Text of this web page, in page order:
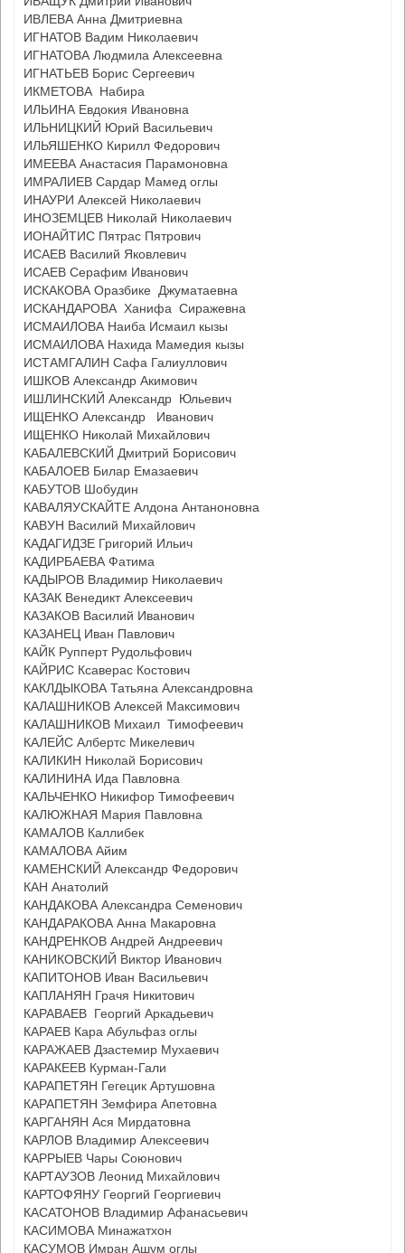
ИВЛЕВА Анна Дмитриевна
ИГНАТОВ Вадим Николаевич
ИГНАТОВА Людмила Алексеевна
ИГНАТЬЕВ Борис Сергеевич
ИКМЕТОВА Набира
ИЛЬИНА Евдокия Ивановна
ИЛЬНИЦКИЙ Юрий Васильевич
ИЛЬЯШЕНКО Кирилл Федорович
ИМЕЕВА Анастасия Парамоновна
ИМРАЛИЕВ Сардар Мамед оглы
ИНАУРИ Алексей Николаевич
ИНОЗЕМЦЕВ Николай Николаевич
ИОНАЙТИС Пятрас Пятрович
ИСАЕВ Василий Яковлевич
ИСАЕВ Серафим Иванович
ИСКАКОВА Оразбике Джуматаевна
ИСКАНДАРОВА Ханифа Сиражевна
ИСМАИЛОВА Наиба Исмаил кызы
ИСМАИЛОВА Нахида Мамедия кызы
ИСТАМГАЛИН Сафа Галиуллович
ИШКОВ Александр Акимович
ИШЛИНСКИЙ Александр Юльевич
ИЩЕНКО Александр Иванович
ИЩЕНКО Николай Михайлович
КАБАЛЕВСКИЙ Дмитрий Борисович
КАБАЛОЕВ Билар Емазаевич
КАБУТОВ Шобудин
КАВАЛЯУСКАЙТЕ Алдона Антаноновна
КАВУН Василий Михайлович
КАДАГИДЗЕ Григорий Ильич
КАДИРБАЕВА Фатима
КАДЫРОВ Владимир Николаевич
КАЗАК Венедикт Алексеевич
КАЗАКОВ Василий Иванович
КАЗАНЕЦ Иван Павлович
КАЙК Рупперт Рудольфович
КАЙРИС Ксаверас Костович
КАКЛДЫКОВА Татьяна Александровна
КАЛАШНИКОВ Алексей Максимович
КАЛАШНИКОВ Михаил Тимофеевич
КАЛЕЙС Албертс Микелевич
КАЛИКИН Николай Борисович
КАЛИНИНА Ида Павловна
КАЛЬЧЕНКО Никифор Тимофеевич
КАЛЮЖНАЯ Мария Павловна
КАМАЛОВ Каллибек
КАМАЛОВА Айим
КАМЕНСКИЙ Александр Федорович
КАН Анатолий
КАНДАКОВА Александра Семенович
КАНДАРАКОВА Анна Макаровна
КАНДРЕНКОВ Андрей Андреевич
КАНИКОВСКИЙ Виктор Иванович
КАПИТОНОВ Иван Васильевич
КАПЛАНЯН Грачя Никитович
КАРАВАЕВ Георгий Аркадьевич
КАРАЕВ Кара Абульфаз оглы
КАРАЖАЕВ Дзастемир Мухаевич
КАРАКЕЕВ Курман-Гали
КАРАПЕТЯН Гегецик Артушовна
КАРАПЕТЯН Земфира Апетовна
КАРГАНЯН Ася Мирдатовна
КАРЛОВ Владимир Алексеевич
КАРРЫЕВ Чары Союнович
КАРТАУЗОВ Леонид Михайлович
КАРТОФЯНУ Георгий Георгиевич
КАСАТОНОВ Владимир Афанасьевич
КАСИМОВА Минажатхон
КАСУМОВ Имран Ашум оглы